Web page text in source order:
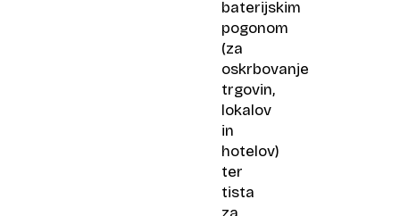
baterijskim
pogonom
(za
oskrbovanje
trgovin,
lokalov
in
hotelov)
ter
tista